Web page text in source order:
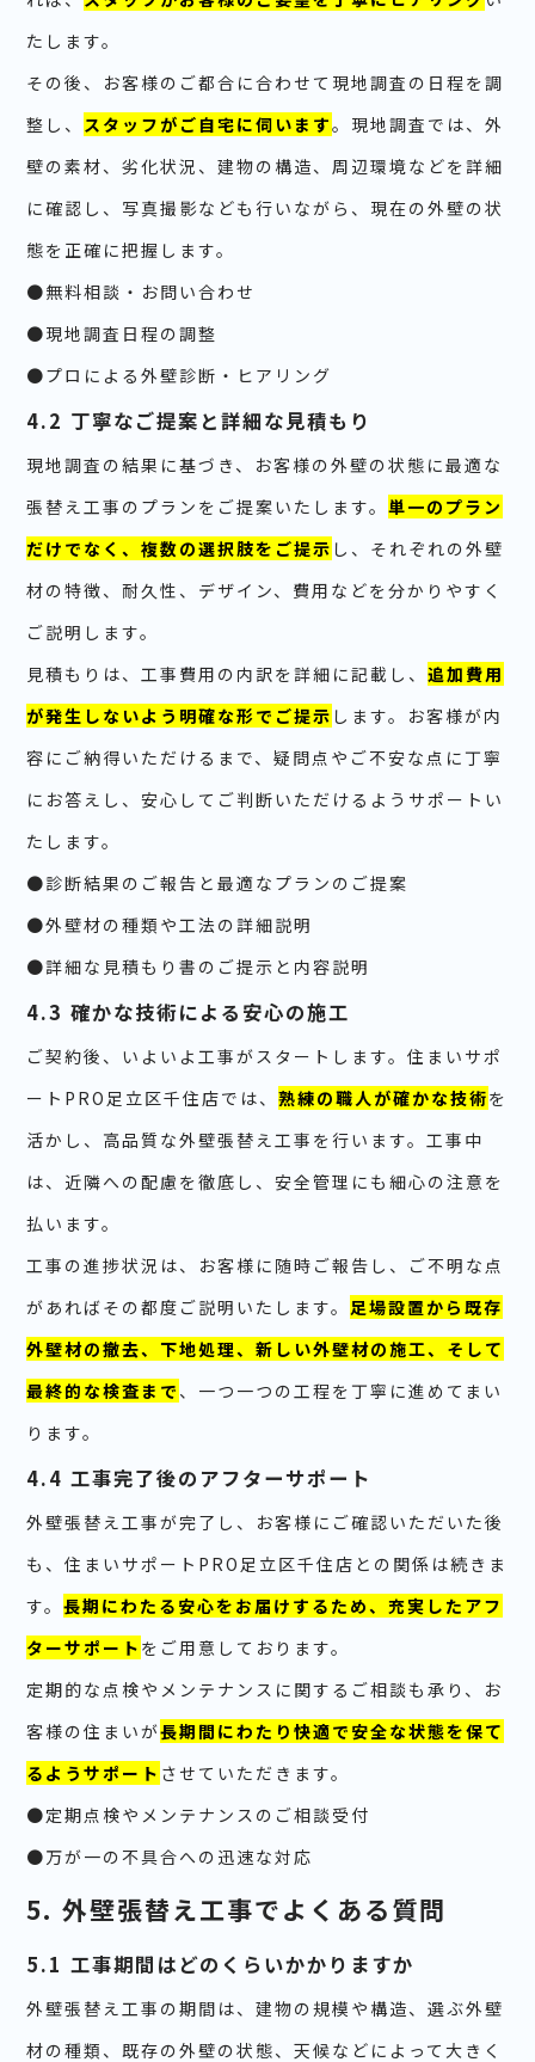
たします。
その後、お客様のご都合に合わせて現地調査の日程を調
整し、 スタッフがご自宅に伺います。現地調査では、外
壁の素材、劣化状況、建物の構造、周辺環境などを詳細
に確認し、写真撮影なども行いながら、現在の外壁の状
態を正確に把握します。
●無料相談・お問い合わせ
●現地調査日程の調整
●プロによる外壁診断・ヒアリング
4.2 丁寧なご提案と詳細な見積もり
現地調査の結果に基づき、お客様の外壁の状態に最適な
張替え工事のプランをご提案いたします。単一のプラン
だけでなく、複数の選択肢をご提示 し、それぞれの外壁
材の特徴、耐久性、デザイン、費用などを分かりやすく
ご説明します。
見積もりは、工事費用の内訳を詳細に記載し、追加費用
が発生しないよう明確な形でご提示 します。お客様が内
容にご納得いただけるまで、疑問点やご不安な点に丁寧
にお答えし、安心してご判断いただけるようサポートい
たします。
●診断結果のご報告と最適なプランのご提案
●外壁材の種類や工法の詳細説明
●詳細な見積もり書のご提示と内容説明
4.3 確かな技術による安心の施工
ご契約後、いよいよ工事がスタートします。住まいサポ
ートPRO足立区千住店では、熟練の職人が確かな技術を
活かし、高品質な外壁張替え工事を行います。工事中
は、近隣への配慮を徹底し、安全管理にも細心の注意を
払います。
工事の進捗状況は、お客様に随時ご報告し、ご不明な点
があればその都度ご説明いたします。足場設置から既存
外壁材の撤去、下地処理、新しい外壁材の施工、そして
最終的な検査まで 、一つ一つの工程を丁寧に進めてまい
ります。
4.4 工事完了後のアフターサポート
外壁張替え工事が完了し、お客様にご確認いただいた後
も、住まいサポートPRO足立区千住店との関係は続きま
す。長期にわたる安心をお届けするため、充実したアフ
ターサポート をご用意しております。
定期的な点検やメンテナンスに関するご相談も承り、お
客様の住まいが長期間にわたり快適で安全な状態を保て
るようサポート させていただきます。
●定期点検やメンテナンスのご相談受付
●万が一の不具合への迅速な対応
5. 外壁張替え工事でよくある質問
5.1 工事期間はどのくらいかかりますか
外壁張替え工事の期間は、建物の規模や構造、選ぶ外壁
材の種類、既存の外壁の状態、天候などによって大きく